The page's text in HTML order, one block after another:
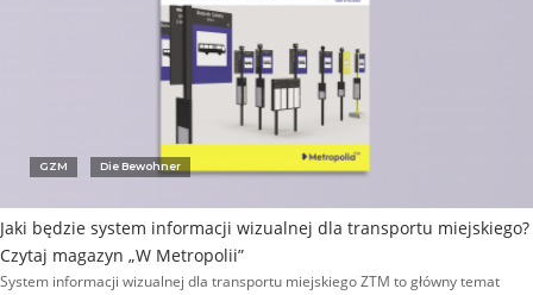
GZM Die Bewohner
Jaki będzie system informacji wizualnej dla transportu miejskiego?
Czytaj magazyn „W Metropolii”
System informacji wizualnej dla transportu miejskiego ZTM to główny temat